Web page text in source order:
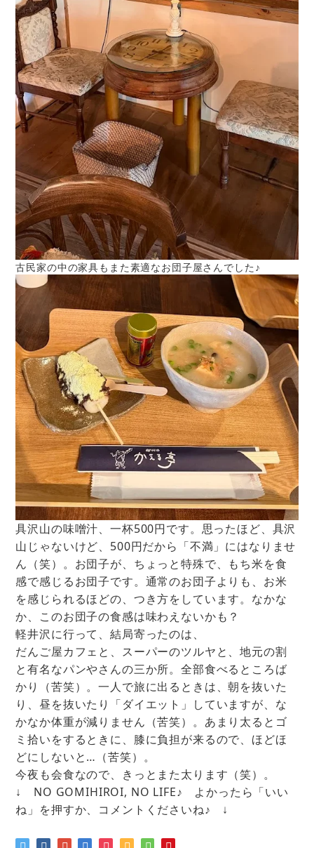
古民家の中の家具もまた素適なお団子屋さんでした♪
具沢山の味噌汁、一杯500円です。思ったほど、具沢
山じゃないけど、500円だから「不満」にはなりませ
ん（笑）。お団子が、ちょっと特殊で、もち米を食
感で感じるお団子です。通常のお団子よりも、お米
を感じられるほどの、つき方をしています。なかな
か、このお団子の食感は味わえないかも？
軽井沢に行って、結局寄ったのは、
だんご屋カフェと、スーパーのツルヤと、地元の割
と有名なパンやさんの三か所。全部食べるところば
かり（苦笑）。一人で旅に出るときは、朝を抜いた
り、昼を抜いたり「ダイエット」していますが、な
かなか体重が減りません（苦笑）。あまり太るとゴ
ミ拾いをするときに、膝に負担が来るので、ほどほ
どにしないと…（苦笑）。
今夜も会食なので、きっとまた太ります（笑）。
↓ NO GOMIHIROI, NO LIFE♪ よかったら「いい
ね」を押すか、コメントくださいね♪ ↓